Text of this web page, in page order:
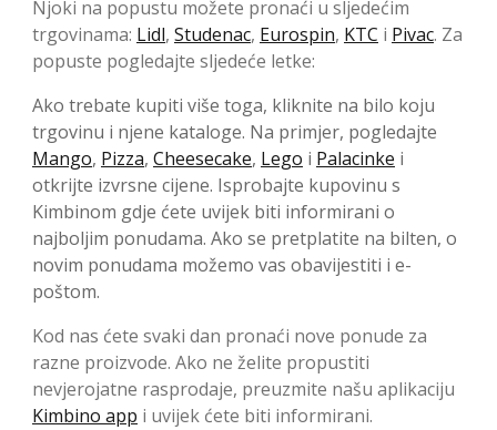
Njoki na popustu možete pronaći u sljedećim
trgovinama: Lidl, Studenac, Eurospin, KTC i Pivac. Za
popuste pogledajte sljedeće letke:
Ako trebate kupiti više toga, kliknite na bilo koju
trgovinu i njene kataloge. Na primjer, pogledajte
Mango, Pizza, Cheesecake, Lego i Palacinke i
otkrijte izvrsne cijene. Isprobajte kupovinu s
Kimbinom gdje ćete uvijek biti informirani o
najboljim ponudama. Ako se pretplatite na bilten, o
novim ponudama možemo vas obavijestiti i e-
poštom.
Kod nas ćete svaki dan pronaći nove ponude za
razne proizvode. Ako ne želite propustiti
nevjerojatne rasprodaje, preuzmite našu aplikaciju
Kimbino app i uvijek ćete biti informirani.